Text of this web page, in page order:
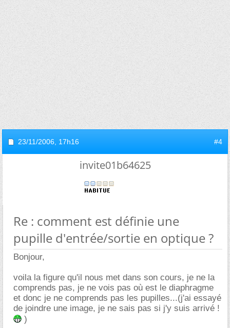
23/11/2006, 17h16 #4
invite01b64625
Re : comment est définie une
pupille d'entrée/sortie en optique ?
Bonjour,
voila la figure qu'il nous met dans son cours, je ne la
comprends pas, je ne vois pas où est le diaphragme
et donc je ne comprends pas les pupilles...(j'ai essayé
de joindre une image, je ne sais pas si j'y suis arrivé !
)